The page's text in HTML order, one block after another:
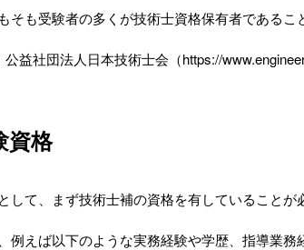
そも受験者の多くが技術士資格保有者であるこ
益社団法人日本技術士会（https://
資格
して、まず技術士補の資格を有していることが
例えば以下のような実務経験や学歴、指導業務